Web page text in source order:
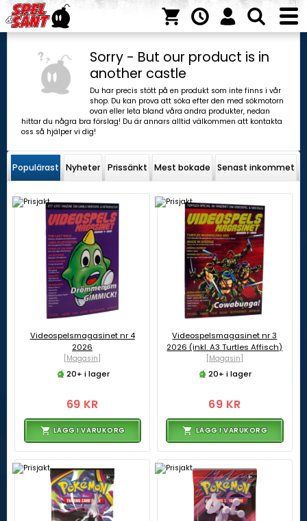
Sorry - But our product is in
another castle
Du har precis stött på en produkt som inte finns i vår
shop. Du kan prova att söka efter den med sökmotorn
ovan eller leta bland våra andra produkter, nedan
hittar du några bra förslag! Du är annars alltid välkommen att kontakta
oss så hjälper vi dig!
Populärast Nyheter Prissänkt Mest bokade Senast inkommet
Videospelsmagasinet nr 4
2026
[Magasin]
20+ i lager
69 KR
LÄGG I VARUKORG
Videospelsmagasinet nr 3
2026 (inkl. A3 Turtles Affisch)
[Magasin]
20+ i lager
69 KR
LÄGG I VARUKORG